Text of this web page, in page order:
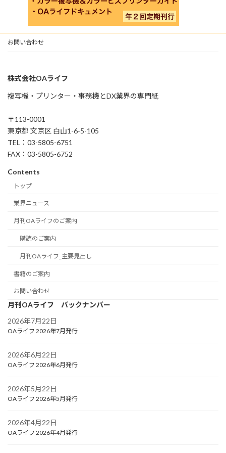
お問い合わせ
株式会社OAライフ
複写機・プリンター・事務機とDX業界の専門紙
〒113-0001
東京都 文京区 白山1-6-5-105
TEL：03-5805-6751
FAX：03-5805-6752
Contents
トップ
業界ニュース
月刊OAライフのご案内
購読のご案内
月刊OAライフ_主要見出し
書籍のご案内
お問い合わせ
月刊OAライフ バックナンバー
2026年7月22日
OAライフ 2026年7月発行
2026年6月22日
OAライフ 2026年6月発行
2026年5月22日
OAライフ 2026年5月発行
2026年4月22日
OAライフ 2026年4月発行